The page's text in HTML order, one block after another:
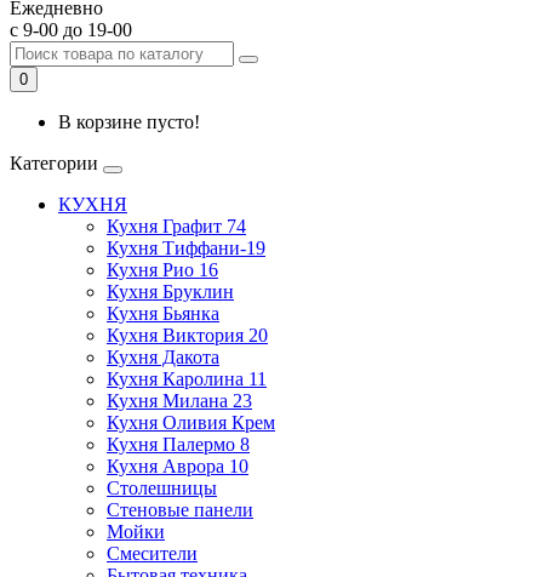
Ежедневно
с 9-00 до 19-00
0
В корзине пусто!
Категории
КУХНЯ
Кухня Графит 74
Кухня Тиффани-19
Кухня Рио 16
Кухня Бруклин
Кухня Бьянка
Кухня Виктория 20
Кухня Дакота
Кухня Каролина 11
Кухня Милана 23
Кухня Оливия Крем
Кухня Палермо 8
Кухня Аврора 10
Столешницы
Стеновые панели
Мойки
Смесители